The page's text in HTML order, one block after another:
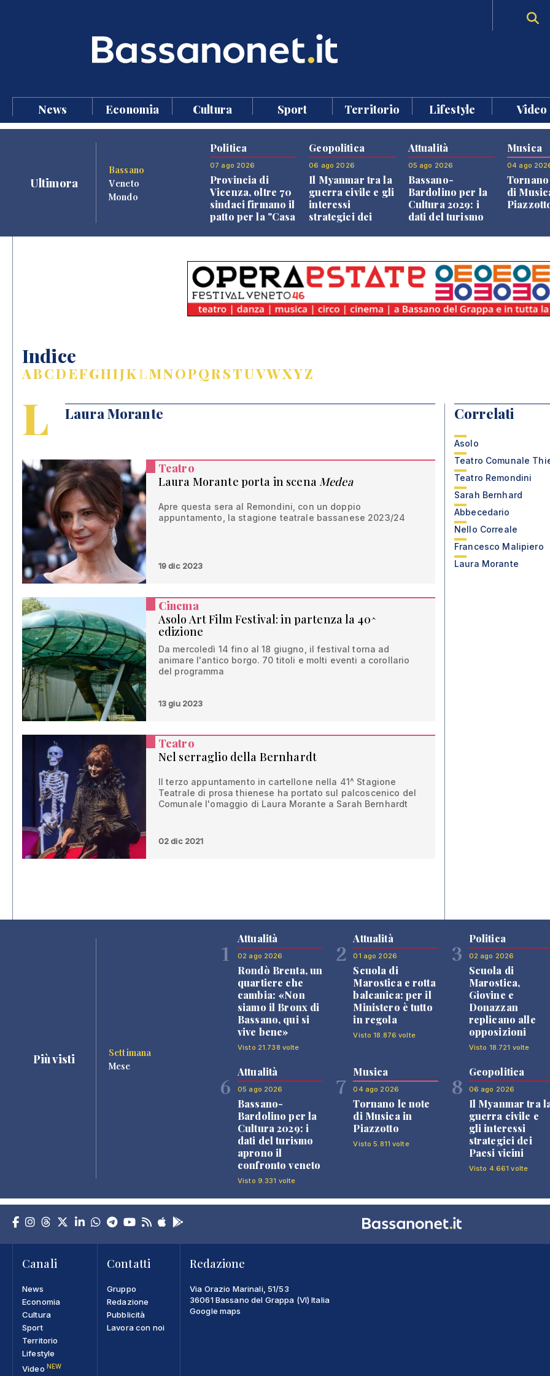
News Economia Cultura Sport Territorio Lifestyle Video
Ultimora
Bassano
Veneto
Mondo
Politica
07 ago 2026
Provincia di
Vicenza, oltre 70
sindaci firmano il
patto per la "Casa
Geopolitica
06 ago 2026
Il Myanmar tra la
guerra civile e gli
interessi
strategici dei
Attualità
05 ago 2026
Bassano-
Bardolino per la
Cultura 2029: i
dati del turismo
Musica
04 ago
di
Indice
ABCDEFGHIJKLMNOPQRSTUVWXYZ
L Laura Morante
Teatro
Laura Morante porta in scena Medea
Apre questa sera al Remondini, con un doppio
appuntamento, la stagione teatrale bassanese 2023/24
19 dic 2023
Cinema
Asolo Art Film Festival: in partenza la 40^
edizione
Da mercoledì 14 fino al 18 giugno, il festival torna ad
animare l'antico borgo. 70 titoli e molti eventi a corollario
del programma
13 giu 2023
Teatro
Nel serraglio della Bernhardt
Il terzo appuntamento in cartellone nella 41^ Stagione
Teatrale di prosa thienese ha portato sul palcoscenico del
Comunale l'omaggio di Laura Morante a Sarah Bernhardt
02 dic 2021
Correlati
Asolo
Teatro Comunale
Teatro Remondini
Sarah Bernhard
Abbecedario
Nello Correale
Francesco Malipiero
Laura Morante
Più visti
Settimana
Mese
1
Attualità
02 ago 2026
Rondò Brenta, un
quartiere che
cambia: «Non
siamo il Bronx di
Bassano, qui si
vive bene»
Visto 21.738 volte
2
Attualità
01 ago 2026
Scuola di
Marostica e rotta
balcanica: per il
Ministero è tutto
in regola
Visto 18.876 volte
3
Politica
02 ago 2026
Scuola di
Marostica,
Giovine e
Donazzan
replicano alle
opposizioni
Visto 18.721 volte
6
Attualità
05 ago 2026
Bassano-
Bardolino per la
Cultura 2029: i
dati del turismo
aprono il
confronto veneto
Visto 9.331 volte
7
Musica
04 ago 2026
Tornano le note
di Musica in
Piazzotto
Visto 5.811 volte
8
Geopolitica
06 ago 2026
Il Myanmar tra
guerra civile e
gli interessi
strategici dei
Paesi vicini
Visto 4.661 volte
Canali
News
Economia
Cultura
Sport
Territorio
Lifestyle
Video NEW
Contatti
Gruppo
Redazione
Pubblicità
Lavora con noi
Redazione
Via Orazio Marinali, 51/53
36061 Bassano del Grappa (VI) Italia
Google maps